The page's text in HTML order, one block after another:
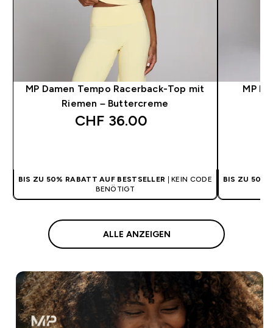
MP Damen Tempo Racerback-Top mit
Riemen – Buttercreme
CHF 36.00‎
BIS ZU 50% RABATT AUF BESTSELLER | KEIN CODE
BENÖTIGT
MP
BIS ZU 50%
ALLE ANZEIGEN